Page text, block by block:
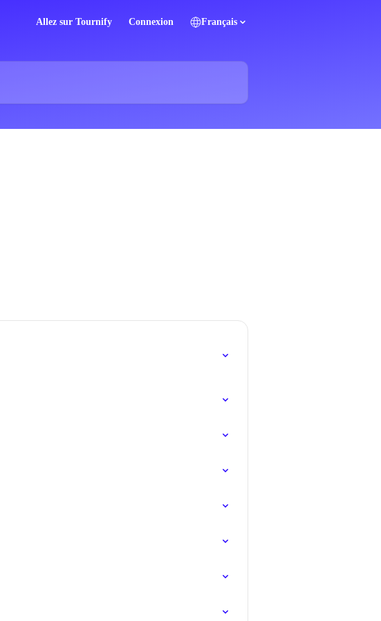
Allez sur Tournify Connexion Français